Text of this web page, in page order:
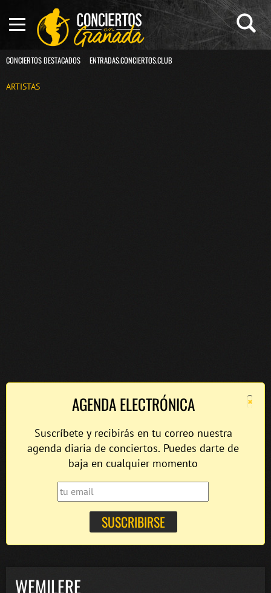
CONCIERTOS DESTACADOS ENTRADAS.CONCIERTOS.CLUB
ARTISTAS
×
AGENDA ELECTRÓNICA
Suscríbete y recibirás en tu correo nuestra
agenda diaria de conciertos. Puedes darte de
baja en cualquier momento
WEMILERE